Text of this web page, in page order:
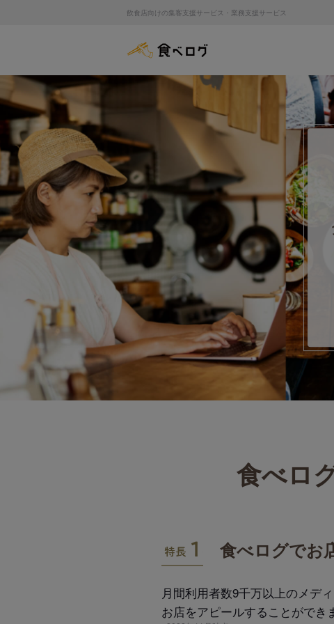
飲食店向けの集客支援サービス・業務支援サービス
食べロ
特長1
食べログでお
月間利用者数9千万以上のメデ
お店をアピールすることができ